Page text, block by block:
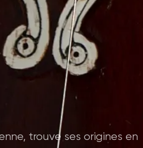
trouve ses origines en